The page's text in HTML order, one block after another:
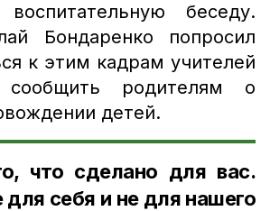
беседу.
Бондаренко попросил
к этим кадрам учителей
родителям о
детей.
что сделано для вас.
для себя и не для нашего